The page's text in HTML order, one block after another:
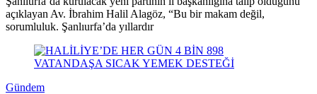
açıklayan Av. İbrahim Halil Alagöz, “Bu bir makam değil,
sorumluluk. Şanlıurfa’da yıllardır
Gündem